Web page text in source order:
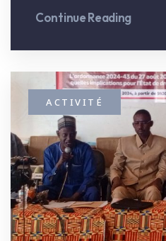
Continue Reading
ACTIVITÉ